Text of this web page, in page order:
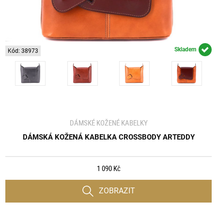
Kód: 38973 Skladem
DÁMSKÉ KOŽENÉ KABELKY
DÁMSKÁ KOŽENÁ KABELKA CROSSBODY ARTEDDY
1 090 Kč
ZOBRAZIT